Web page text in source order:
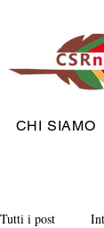
CHI SIAMO
Tutti i post